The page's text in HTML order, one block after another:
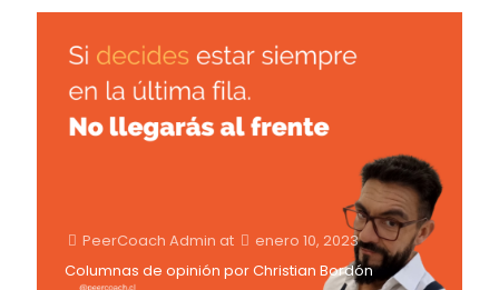
PeerCoach Admin at
enero 10, 2023
Columnas de opinión por Christian Bordón